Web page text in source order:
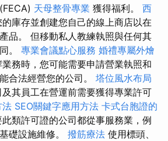
天母整骨專業 獲得福利。 西
庫存並創建您自己的線上商店以在
品。 但移動私人教練執照與任何其
。 專業會議點心服務 婚禮專屬外燴
務時，您可能需要申請營業執照和
合法經營您的公司。 塔位風水布局
其員工在營運前需要獲得專業許可
法 SEO關鍵字應用方法 卡式台胞證的
類許可證的公司都從事服務業，例
礎設施維修。 撥筋療法 使用標頭、